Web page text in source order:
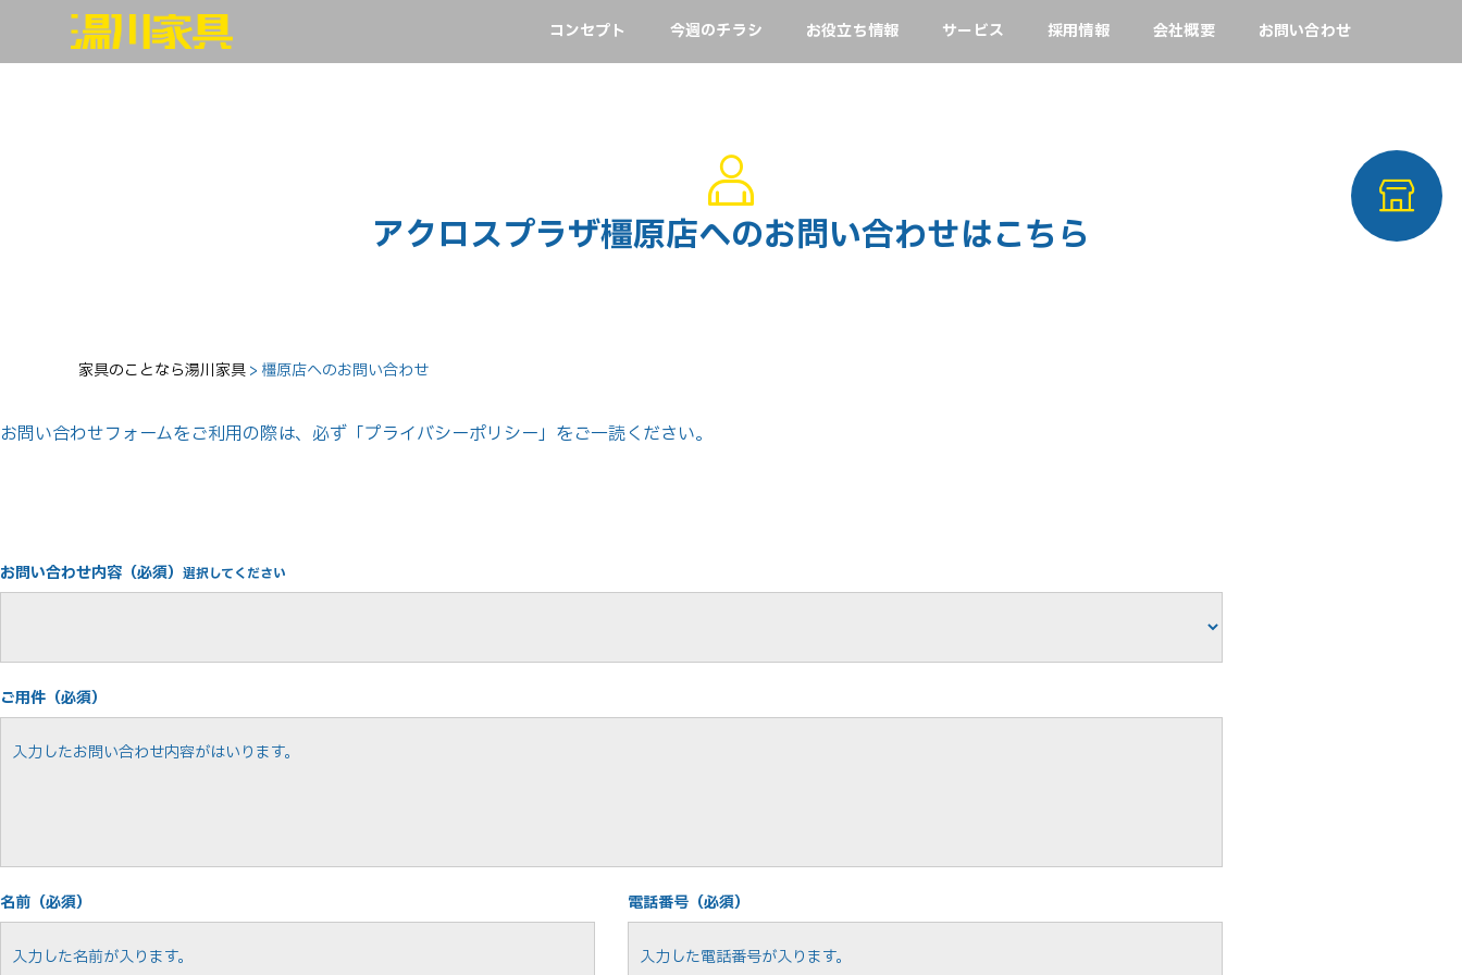
コンセプト 今週のチラシ お役立ち情報 サービス 採用情報 会社概要 お問い合わせ
アクロスプラザ橿原店へのお問い合わせはこちら
家具のことなら湯川家具> 橿原店へのお問い合わせ
お問い合わせフォームをご利用の際は、必ず「プライバシーポリシー」をご一読ください。
お問い合わせ内容（必須） 選択してください
ご用件（必須）
名前（必須） 電話番号（必須）